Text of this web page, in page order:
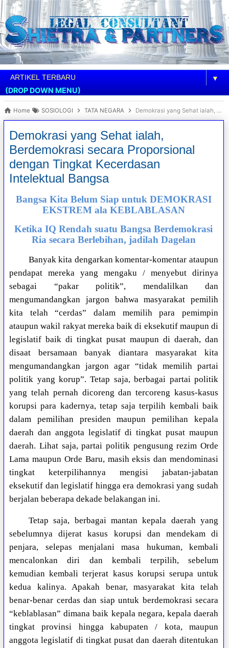
▼
(DROP DOWN MENU)
Home SOSIOLOGI TATA NEGARA Demokrasi yang Sehat ialah, Berdemokrasi secara Proporsional dengan Tingkat Kecerdasan Intelektual Bangsa
Demokrasi yang Sehat ialah,
Berdemokrasi secara Proporsional
dengan Tingkat Kecerdasan
Intelektual Bangsa
Bangsa Kita Belum Siap untuk DEMOKRASI
EKSTREM ala KEBLABLASAN
Ketika IQ Rendah suatu Bangsa Berdemokrasi
Ria secara Berlebihan, jadilah Dagelan
Banyak kita dengarkan komentar-komentar ataupun
pendapat mereka yang mengaku / menyebut dirinya
sebagai “pakar politik”, mendalilkan dan
mengumandangkan jargon bahwa masyarakat pemilih
kita telah “cerdas” dalam memilih para pemimpin
ataupun wakil rakyat mereka baik di eksekutif maupun di
legislatif baik di tingkat pusat maupun di daerah, dan
disaat bersamaan banyak diantara masyarakat kita
mengumandangkan jargon agar “tidak memilih partai
politik yang korup”. Tetap saja, berbagai partai politik
yang telah pernah dicoreng dan tercoreng kasus-kasus
korupsi para kadernya, tetap saja terpilih kembali baik
dalam pemilihan presiden maupun pemilihan kepala
daerah dan anggota legislatif di tingkat pusat maupun
daerah. Lihat saja, partai politik pengusung rezim Orde
Lama maupun Orde Baru, masih eksis dan mendominasi
tingkat keterpilihannya mengisi jabatan-jabatan
eksekutif dan legislatif hingga era demokrasi yang sudah
berjalan beberapa dekade belakangan ini.
Tetap saja, berbagai mantan kepala daerah yang
sebelumnya dijerat kasus korupsi dan mendekam di
penjara, selepas menjalani masa hukuman, kembali
mencalonkan diri dan kembali terpilih, sebelum
kemudian kembali terjerat kasus korupsi serupa untuk
kedua kalinya. Apakah benar, masyarakat kita telah
benar-benar cerdas dan siap untuk berdemokrasi secara
“keblablasan” dimana baik kepala negara, kepala daerah
tingkat provinsi hingga kabupaten / kota, maupun
anggota legislatif di tingkat pusat dan daerah ditentukan